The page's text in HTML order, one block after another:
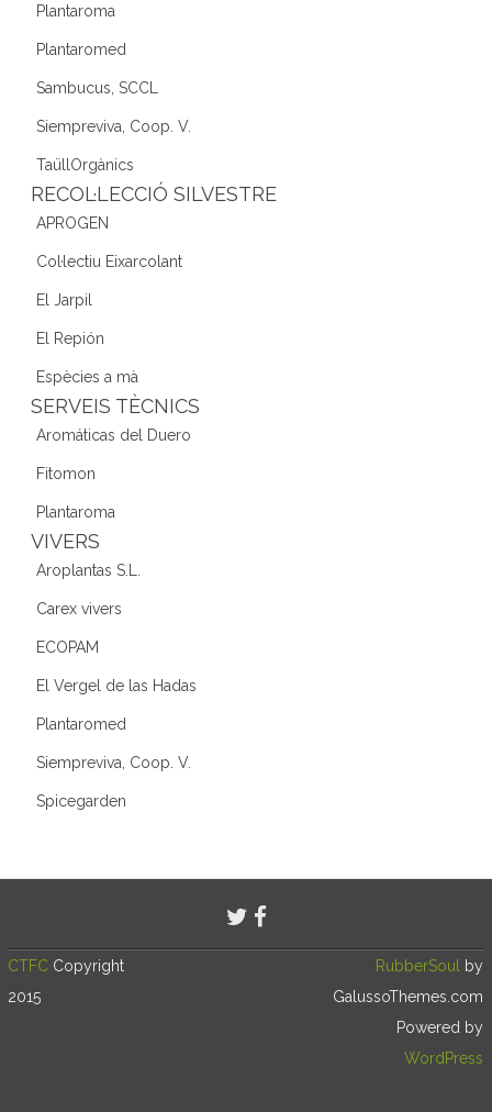
Plantaroma
Plantaromed
Sambucus, SCCL
Siempreviva, Coop. V.
TaüllOrgànics
RECOL·LECCIÓ SILVESTRE
APROGEN
Col·lectiu Eixarcolant
El Jarpil
El Repión
Espècies a mà
SERVEIS TÈCNICS
Aromáticas del Duero
Fitomon
Plantaroma
VIVERS
Aroplantas S.L.
Carex vivers
ECOPAM
El Vergel de las Hadas
Plantaromed
Siempreviva, Coop. V.
Spicegarden
CTFC Copyright
2015
RubberSoul
by
GalussoThemes.com
Powered by
WordPress